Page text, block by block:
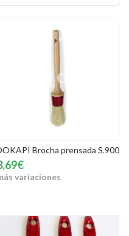
Brocha prensada S.900
variaciones